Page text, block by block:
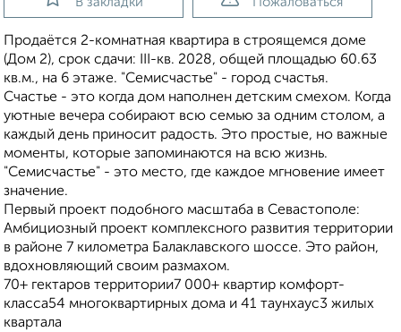
Продаётся 2-комнатная квартира в строящемся доме
(Дом 2), срок сдачи: III-кв. 2028, общей площадью 60.63
кв.м., на 6 этаже. "Семисчастье" - город счастья.
Счастье - это когда дом наполнен детским смехом. Когда
уютные вечера собирают всю семью за одним столом, а
каждый день приносит радость. Это простые, но важные
моменты, которые запоминаются на всю жизнь.
"Семисчастье" - это место, где каждое мгновение имеет
значение.
Первый проект подобного масштаба в Севастополе:
Амбициозный проект комплексного развития территории
в районе 7 километра Балаклавского шоссе. Это район,
вдохновляющий своим размахом.
70+ гектаров территории7 000+ квартир комфорт-
класса54 многоквартирных дома и 41 таунхаус3 жилых
квартала